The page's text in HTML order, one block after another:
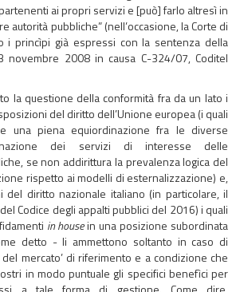
ai propri servizi e [può] farlo altresì in
autorità pubbliche” (nell’occasione, la Corte di
i princìpi già espressi con la sentenza della
novembre 2008 in causa C-324/07, Coditel
la questione della conformità fra da un lato i
del diritto dell’Unione europea (i quali
una piena equiordinazione fra le diverse
dei servizi di interesse delle
se non addirittura la prevalenza logica del
rispetto ai modelli di esternalizzazione) e,
del diritto nazionale italiano (in particolare, il
Codice degli appalti pubblici del 2016) i quali
in housein una posizione subordinata
detto - li ammettono soltanto in caso di
mercato’ di riferimento e a condizione che
in modo puntuale gli specifici benefìci per